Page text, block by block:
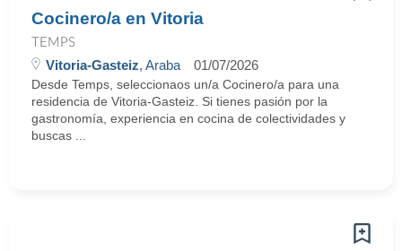
Cocinero/a en Vitoria
TEMPS
Vitoria-Gasteiz, Araba 01/07/2026
Desde Temps, seleccionaos un/a Cocinero/a para una
residencia de Vitoria-Gasteiz. Si tienes pasión por la
gastronomía, experiencia en cocina de colectividades y
buscas ...